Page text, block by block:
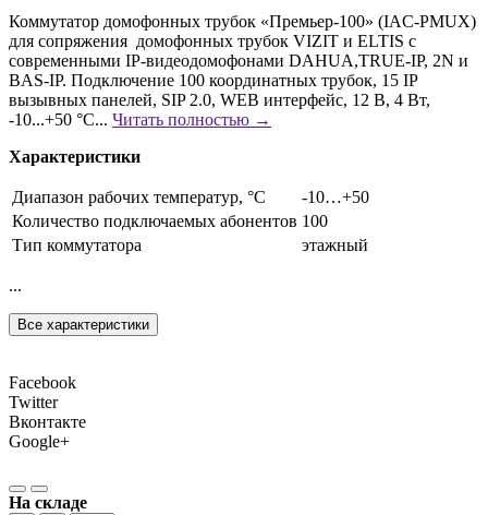
Коммутатор домофонных трубок «Премьер-100» (IAC-PMUX)
для сопряжения домофонных трубок VIZIT и ELTIS с
современными IP-видеодомофонами DAHUA,TRUE-IP, 2N и
BAS-IP. Подключение 100 координатных трубок, 15 IP
вызывных панелей, SIP 2.0, WEB интерфейс, 12 В, 4 Вт,
-10...+50 °С... Читать полностью →
Характеристики
Диапазон рабочих температур, °С
-10…+50
Количество подключаемых абонентов 100
Тип коммутатора
этажный
...
Все характеристики
Facebook
Twitter
Вконтакте
Google+
На складе